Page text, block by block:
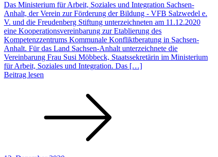
Das Ministerium für Arbeit, Soziales und Integration Sachsen-
Anhalt, der Verein zur Förderung der Bildung - VFB Salzwedel e.
V. und die Freudenberg Stiftung unterzeichneten am 11.12.2020
eine Kooperationsvereinbarung zur Etablierung des
Kompetenzzentrums Kommunale Konfliktberatung in Sachsen-
Anhalt. Für das Land Sachsen-Anhalt unterzeichnete die
Vereinbarung Frau Susi Möbbeck, Staatssekretärin im Ministerium
für Arbeit, Soziales und Integration. Das […]
Beitrag lesen